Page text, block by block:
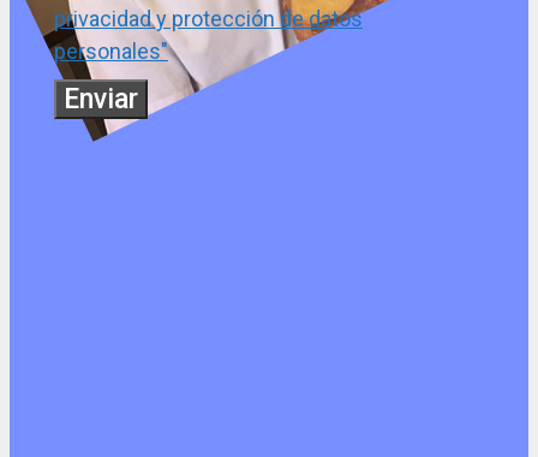
privacidad y protección de datos
personales"
Enviar